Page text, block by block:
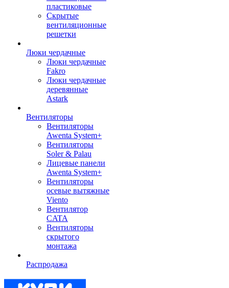
пластиковые
Скрытые
вентиляционные
решетки
Люки чердачные
Люки чердачные
Fakro
Люки чердачные
деревянные
Astark
Вентиляторы
Вентиляторы
Awenta System+
Вентиляторы
Soler & Palau
Лицевые панели
Awenta System+
Вентиляторы
осевые вытяжные
Viento
Вентилятор
CATA
Вентиляторы
скрытого
монтажа
Распродажа